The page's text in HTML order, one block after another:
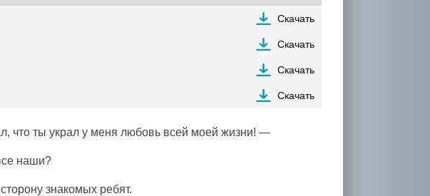
Скачать
Скачать
Скачать
Скачать
ты украл у меня любовь всей моей жизни! —
наши?
знакомых ребят.